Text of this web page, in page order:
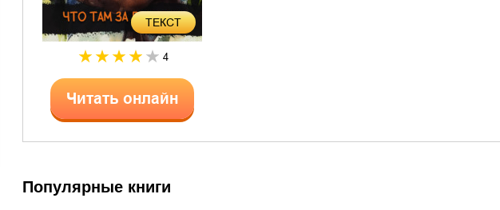
ТЕКСТ
4
Читать онлайн
Популярные книги